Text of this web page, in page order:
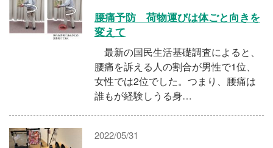
腰痛予防 荷物運びは体ごと向きを
変えて
最新の国民生活基礎調査によると、
腰痛を訴える人の割合が男性で1位、
女性では2位でした。つまり、腰痛は
誰もが経験しうる身…
2022/05/31